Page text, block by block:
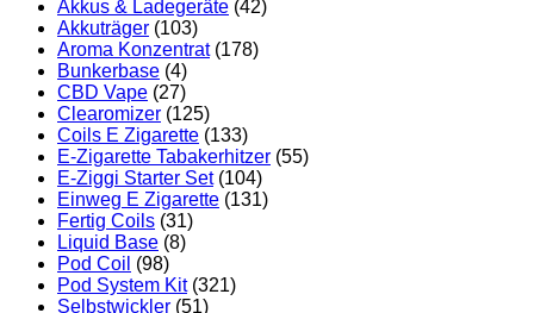
Akkus & Ladegeräte (42)
Akkuträger (103)
Aroma Konzentrat (178)
Bunkerbase (4)
CBD Vape (27)
Clearomizer (125)
Coils E Zigarette (133)
E-Zigarette Tabakerhitzer (55)
E-Ziggi Starter Set (104)
Einweg E Zigarette (131)
Fertig Coils (31)
Liquid Base (8)
Pod Coil (98)
Pod System Kit (321)
Selbstwickler (51)